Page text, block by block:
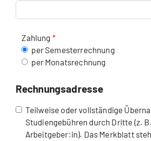
Zahlung
per Semesterrechnung
per Monatsrechnung
Teilweise oder vollständige
Studiengebühren durch Dritte (z. B.
Arbeitgeber:in). Das Merkblatt steht Ihnen oben
Rechnungsadresse